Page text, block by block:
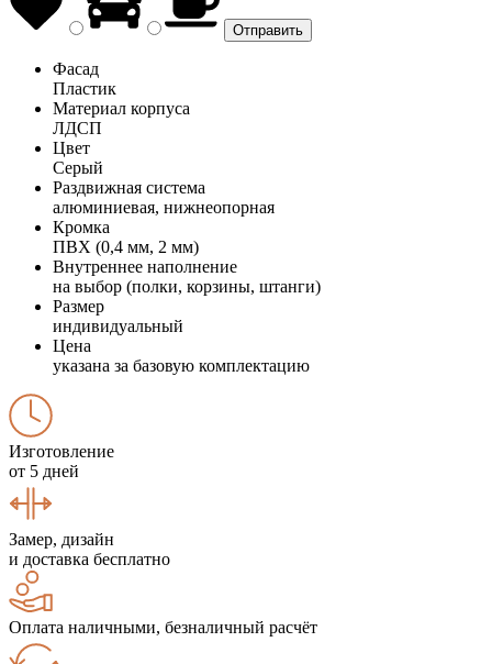
Фасад
Пластик
Материал корпуса
ЛДСП
Цвет
Серый
Раздвижная система
алюминиевая, нижнеопорная
Кромка
ПВХ (0,4 мм, 2 мм)
Внутреннее наполнение
на выбор (полки, корзины, штанги)
Размер
индивидуальный
Цена
указана за базовую комплектацию
Изготовление
от 5 дней
Замер, дизайн
и доставка бесплатно
Оплата наличными, безналичный расчёт